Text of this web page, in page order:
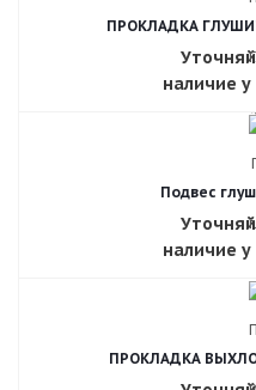
ПРОКЛАДКА
наличие
Подвес
наличие
ПРОКЛАДКА